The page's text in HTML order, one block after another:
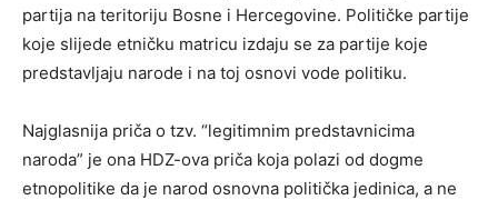
partija na teritoriju Bosne i Hercegovine. Političke partije
koje slijede etničku matricu izdaju se za partije koje
predstavljaju narode i na toj osnovi vode politiku.
Najglasnija priča o tzv. “legitimnim predstavnicima
naroda” je ona HDZ-ova priča koja polazi od dogme
etnopolitike da je narod osnovna politička jedinica, a ne